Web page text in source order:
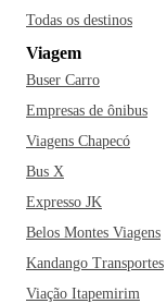
Todas os destinos
Viagem
Buser Carro
Empresas de ônibus
Viagens Chapecó
Bus X
Expresso JK
Belos Montes Viagens
Kandango Transportes
Viação Itapemirim